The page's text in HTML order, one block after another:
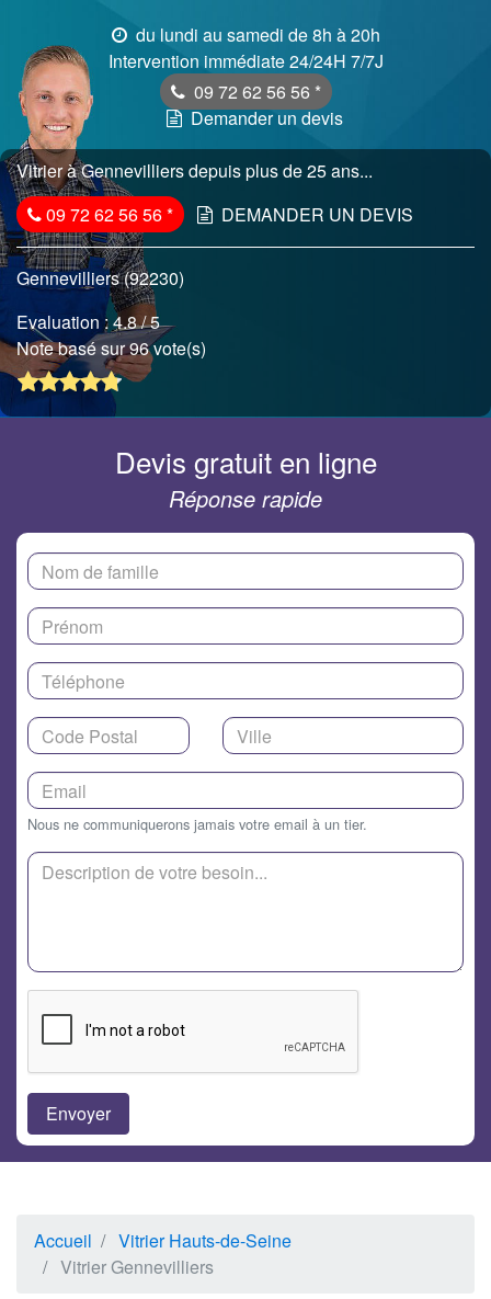
du lundi au samedi de 8h à 20h
Intervention immédiate 24/24H 7/7J
09 72 62 56 56 *
Demander un devis
Vitrier à Gennevilliers depuis plus de 25 ans...
09 72 62 56 56* DEMANDER UN DEVIS
Gennevilliers (92230)
Evaluation :4.8/ 5
Note basé sur 96 vote(s)
Devis gratuit en ligne
Réponse rapide
Nous ne communiquerons jamais votre email à un tier.
Accueil
Vitrier Hauts-de-Seine
Vitrier Gennevilliers